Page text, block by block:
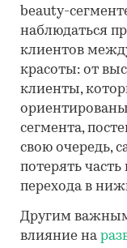
beauty-
наблюдаться
клиентов
красоты: от
клиенты,
сегмента,
свою очередь,
потерять
перехода в
Другим
влияние на